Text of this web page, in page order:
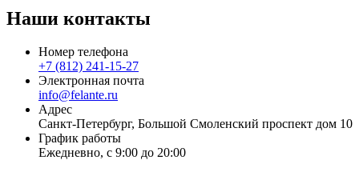
Наши контакты
Номер телефона
+7 (812) 241-15-27
Электронная почта
info@felante.ru
Адрес
Санкт-Петербург, Большой Смоленский проспект дом 10
График работы
Ежедневно, с 9:00 до 20:00